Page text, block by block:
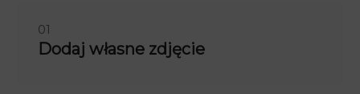
01
Dodaj własne zdjęcie